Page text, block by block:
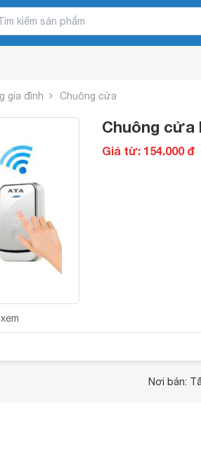
gia đình Chuông cửa
Chuông cửa
Giá từ: 154.000 đ
Nơi bán: